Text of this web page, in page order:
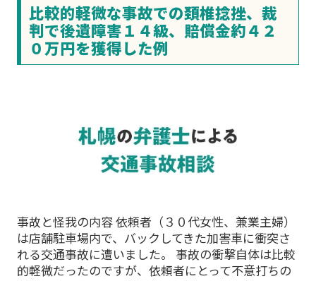
比較的軽微な事故での頚椎捻挫、裁
判で後遺障害１４級、賠償金約４２
０万円を獲得した例
事故と怪我の内容 依頼者（３０代女性、兼業主婦）
は店舗駐車場内で、バックしてきた加害車に衝突さ
れる交通事故に遭いました。 事故の衝撃自体は比較
的軽微だったのですが、依頼者にとって不意打ちの